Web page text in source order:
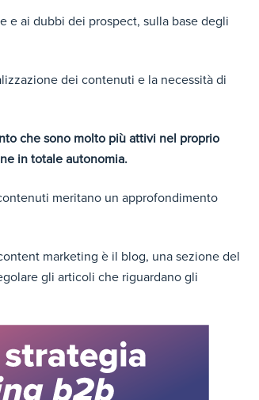
e ai dubbi dei prospect, sulla base degli
dei contenuti e la necessità di
che sono molto più attivi nel proprio
in totale autonomia.
meritano un approfondimento
marketing è il blog, una sezione del
gli articoli che riguardano gli